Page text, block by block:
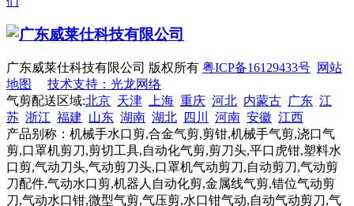
广东威莱仕科技有限公司 版权所有 粤ICP备16129433号 网站
地图
技术支持：光龙网络
气剪配送区域:北京 天津 上海 重庆 河北 内蒙古 广东 江
苏 浙江 福建 山东 湖南 湖北 四川 河南 安徽 江西
产品别称：机械手水口剪,合金气剪,剪钳,机械手气剪,浇口气
剪,口罩机剪刀,剪切工具,自动化气剪,剪刀头,平口虎钳,塑料水
口剪,气动刀头,气动剪刀头,口罩机气动剪刀,自动剪刀,气动剪
刀配件,气动水口剪,机器人自动化剪,金属线气剪,错位气动剪
刀,气动水口钳,微型气剪,气压剪,水口钳气动,自动气动剪刀,气